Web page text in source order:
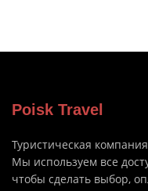
Poisk Travel
Туристическая
Мы используем все
чтобы сделать выбор,